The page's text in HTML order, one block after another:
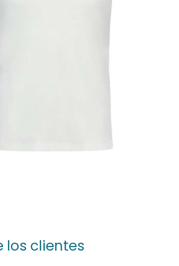
los clientes